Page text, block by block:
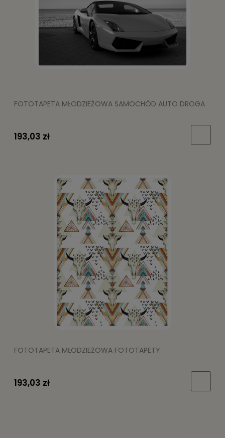
FOTOTAPETA MŁODZIEŻOWA SAMOCHÓD AUTO DROGA
193,03 zł
FOTOTAPETA MŁODZIEŻOWA FOTOTAPETY
193,03 zł